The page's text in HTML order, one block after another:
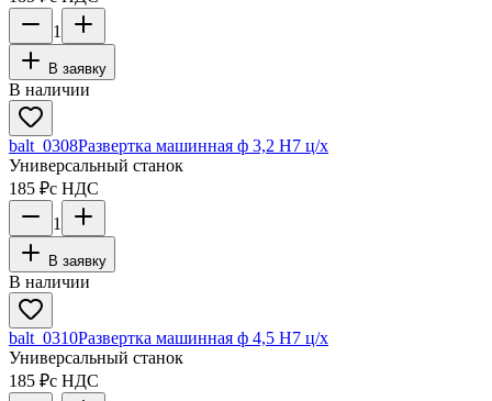
1
В заявку
В наличии
balt_0308Развертка машинная ф 3,2 Н7 ц/х
Универсальный станок
185 ₽с НДС
1
В заявку
В наличии
balt_0310Развертка машинная ф 4,5 Н7 ц/х
Универсальный станок
185 ₽с НДС